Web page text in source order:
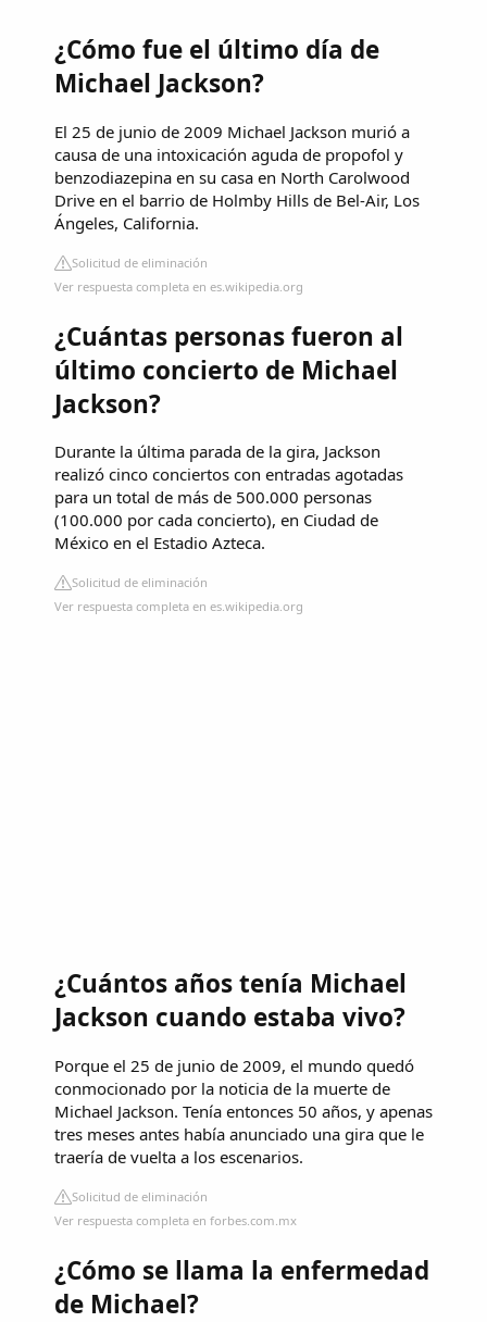
¿Cómo fue el último día de
Michael Jackson?
El 25 de junio de 2009 Michael Jackson murió a
causa de una intoxicación aguda de propofol y
benzodiazepina en su casa en North Carolwood
Drive en el barrio de Holmby Hills de Bel-Air, Los
Ángeles, California.
Solicitud de eliminación
Ver respuesta completa en es.wikipedia.org
¿Cuántas personas fueron al
último concierto de Michael
Jackson?
Durante la última parada de la gira, Jackson
realizó cinco conciertos con entradas agotadas
para un total de más de 500.000 personas
(100.000 por cada concierto), en Ciudad de
México en el Estadio Azteca.
Solicitud de eliminación
Ver respuesta completa en es.wikipedia.org
¿Cuántos años tenía Michael
Jackson cuando estaba vivo?
Porque el 25 de junio de 2009, el mundo quedó
conmocionado por la noticia de la muerte de
Michael Jackson. Tenía entonces 50 años, y apenas
tres meses antes había anunciado una gira que le
traería de vuelta a los escenarios.
Solicitud de eliminación
Ver respuesta completa en forbes.com.mx
¿Cómo se llama la enfermedad
de Michael?